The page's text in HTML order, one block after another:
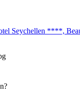
Seychellen ****,